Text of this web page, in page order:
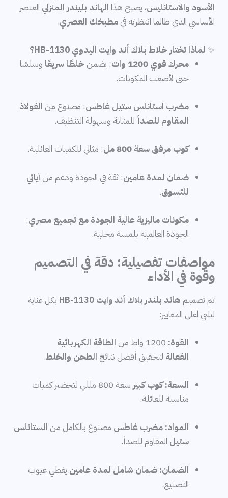
الأسود والاستانليس، يصبح هذا الهاند بليندر المنزلي العنصر
الأساسي الذي طالما انتظرته فيمطبخك العصري.
✨ لماذا تختار خلاط بلاك أند وايت اليدوي HB-1130؟
محرك قوي 1200 وات
: يضمنخلطًا سريعًا وسلسًا
حتى لأصعب المكونات.
مضرب استانلس ستيل غاطس: مصنوع من الفولاذ
المقاوم للصدأ للمتانة وسهولة التنظيف.
كوب مرفق سعة 800 مل : مثالي للكميات العائلية.
ضمان لمدة عامين: ثقة في الجودة ودعم منآياتي
للتسوق.
مكونات ماليزية عالية الجودة مع تجميع مصري:
الجودة العالمية بلمسة محلية.
مواصفات تفصيلية: دقة في التصميم
وقوة في الأداء
تم تصميم هاند بلندر بلاك أند وايت HB-1130
بكل عناية
ليلبي أعلى المعايير:
القوة:
الطاقة الكهربائية
الفعالة لتحقيق أفضل نتائج الطحن والخلط.
السعة: كوب كبير
سعة 800 مللي لتحضير كميات
مناسبة للعائلة.
المواد: مضرب غاطس مصنوع بالكامل من الستانلس
ستيل المقاوم للصدأ.
الضمان: ضمان شامل لمدة عامين يغطي عيوب
التصنيع.